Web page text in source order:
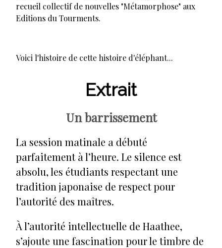
recueil collectif de nouvelles "Métamorphose" aux
Editions du Tourments.
Voici l'histoire de cette histoire d'éléphant...
Extrait
Un barrissement
La session matinale a débuté
parfaitement à l’heure. Le silence est
absolu, les étudiants respectant une
tradition japonaise de respect pour
l’autorité des maîtres.
À l’autorité intellectuelle de Haathee,
s’ajoute une fascination pour le timbre de